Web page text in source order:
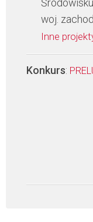
Środowisku
woj.
Inne
Konkurs: